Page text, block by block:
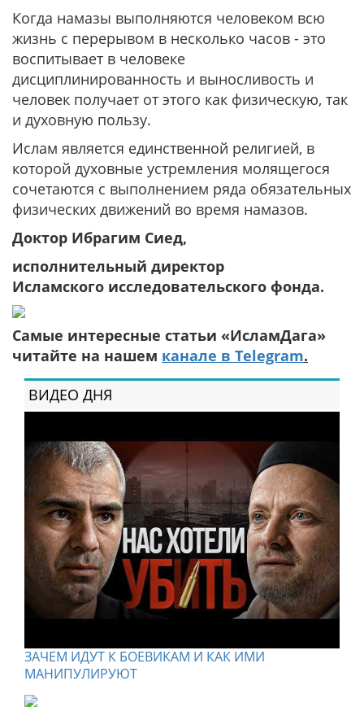
Когда намазы выполняются человеком всю
жизнь с перерывом в несколько часов - это
воспитывает в человеке
дисциплинированность и выносливость и
человек получает от этого как физическую, так
и духовную пользу.
Ислам является единственной религией, в
которой духовные устремления молящегося
сочетаются с выполнением ряда обязательных
физических движений во время намазов.
Доктор Ибрагим Сиед,
исполнительный директор
Исламского исследовательского фонда.
Самые интересные статьи «ИсламДага»
читайте на нашем канале в Telegram.
ВИДЕО ДНЯ
ЗАЧЕМ ИДУТ К БОЕВИКАМ И КАК ИМИ
МАНИПУЛИРУЮТ